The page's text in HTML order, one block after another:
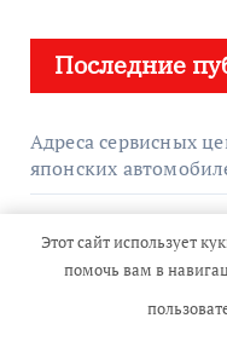
Последние
Адреса сервисных
японских
Обзор
огнезащитных
противопожарной
Этот сайт использует
помочь вам в